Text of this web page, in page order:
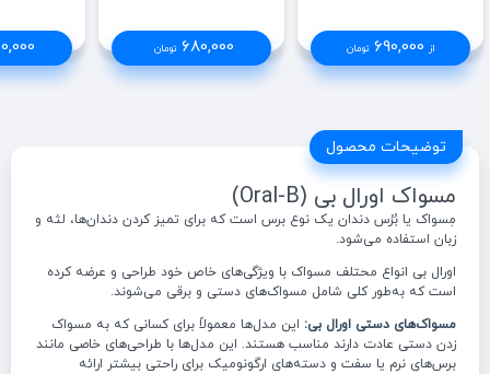
از 690,000 تومان 680,000 تومان
توضیحات محصول
مسواک اورال بی (Oral-B)
مِسواک یا بُرُس دندان یک نوع برس است که برای تمیز کردن دندان‌ها، لثه و
زبان استفاده می‌شود.
اورال بی انواع محتلف مسواک با ویژگی‌های خاص خود طراحی و عرضه کرده
است که به‌طور کلی شامل مسواک‌های دستی و برقی می‌شوند.
مسواک‌های دستی اورال بی: این مدل‌ها معمولاً برای کسانی که به مسواک
زدن دستی عادت دارند مناسب هستند. این مدل‌ها با طراحی‌های خاصی مانند
برس‌های نرم یا سفت و دسته‌های ارگونومیک برای راحتی بیشتر ارائه